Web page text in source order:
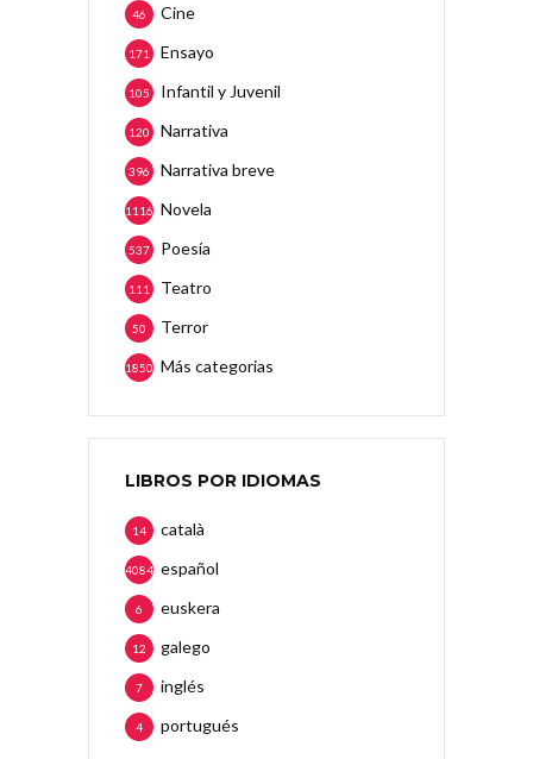
Cine
46
Ensayo
171
Infantil y Juvenil
105
Narrativa
120
Narrativa breve
396
Novela
1116
Poesía
537
Teatro
111
Terror
50
Más categorias
1850
LIBROS POR IDIOMAS
català
14
español
4084
euskera
6
galego
12
inglés
7
portugués
4